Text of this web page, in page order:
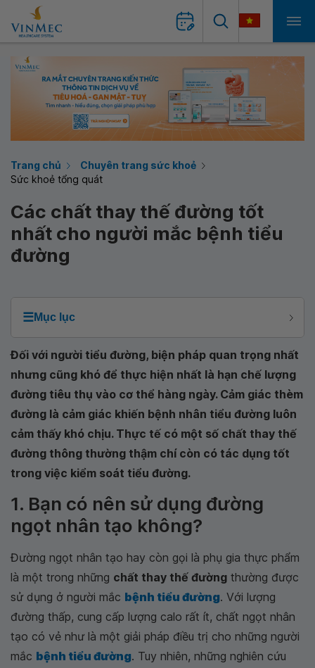
Trang chủ
Chuyên trang sức khoẻ
Sức khoẻ tổng quát
Các chất thay thế đường tốt
nhất cho người mắc bệnh tiểu
đường
☰Mục lục
Đối với người tiểu đường, biện pháp quan trọng nhất
nhưng cũng khó để thực hiện nhất là hạn chế lượng
đường tiêu thụ vào cơ thể hàng ngày. Cảm giác thèm
đường là cảm giác khiến bệnh nhân tiểu đường luôn
cảm thấy khó chịu. Thực tế có một số chất thay thế
đường thông thường thậm chí còn có tác dụng tốt
trong việc kiểm soát tiểu đường.
1. Bạn có nên sử dụng đường
ngọt nhân tạo không?
Đường ngọt nhân tạo hay còn gọi là phụ gia thực phẩm
là một trong những chất thay thế đường thường được
sử dụng ở người mắc bệnh tiểu đường. Với lượng
đường thấp, cung cấp lượng calo rất ít, chất ngọt nhân
tạo có vẻ như là một giải pháp điều trị cho những người
mắc bệnh tiểu đường. Tuy nhiên, những nghiên cứu